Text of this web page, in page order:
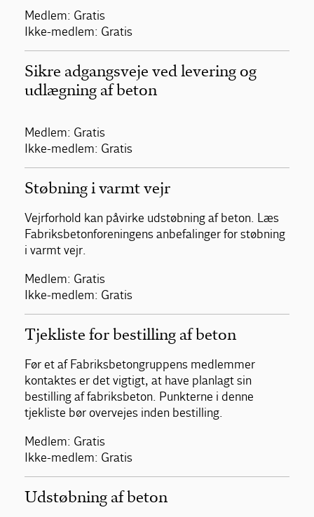
Medlem: Gratis
Ikke-medlem: Gratis
Sikre adgangsveje ved levering og
udlægning af beton
Medlem: Gratis
Ikke-medlem: Gratis
Støbning i varmt vejr
Vejrforhold kan påvirke udstøbning af beton. Læs
Fabriksbetonforeningens anbefalinger for støbning
i varmt vejr.
Medlem: Gratis
Ikke-medlem: Gratis
Tjekliste for bestilling af beton
Før et af Fabriksbetongruppens medlemmer
kontaktes er det vigtigt, at have planlagt sin
bestilling af fabriksbeton. Punkterne i denne
tjekliste bør overvejes inden bestilling.
Medlem: Gratis
Ikke-medlem: Gratis
Udstøbning af beton